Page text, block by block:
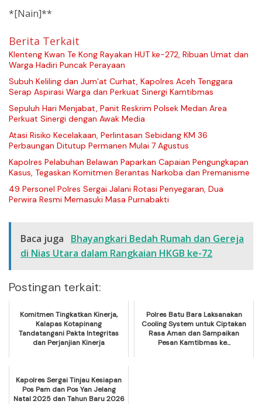
*[Nain]**
Berita Terkait
Klenteng Kwan Te Kong Rayakan HUT ke-272, Ribuan Umat dan
Warga Hadiri Puncak Perayaan
Subuh Keliling dan Jum’at Curhat, Kapolres Aceh Tenggara
Serap Aspirasi Warga dan Perkuat Sinergi Kamtibmas
Sepuluh Hari Menjabat, Panit Reskrim Polsek Medan Area
Perkuat Sinergi dengan Awak Media
Atasi Risiko Kecelakaan, Perlintasan Sebidang KM 36
Perbaungan Ditutup Permanen Mulai 7 Agustus
Kapolres Pelabuhan Belawan Paparkan Capaian Pengungkapan
Kasus, Tegaskan Komitmen Berantas Narkoba dan Premanisme
49 Personel Polres Sergai Jalani Rotasi Penyegaran, Dua
Perwira Resmi Memasuki Masa Purnabakti
Baca juga
Bhayangkari Bedah Rumah dan Gereja
di Nias Utara dalam Rangkaian HKGB ke-72
Postingan terkait:
Komitmen Tingkatkan Kinerja,
Kalapas Kotapinang
Tandatangani Pakta Integritas
dan Perjanjian Kinerja
Polres Batu Bara Laksanakan
Cooling System untuk Ciptakan
Rasa Aman dan Sampaikan
Pesan Kamtibmas ke...
Kapolres Sergai Tinjau Kesiapan
Pos Pam dan Pos Yan Jelang
Natal 2025 dan Tahun Baru 2026